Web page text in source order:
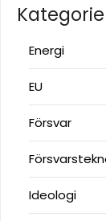
Energi
EU
Försvar
Ideologi